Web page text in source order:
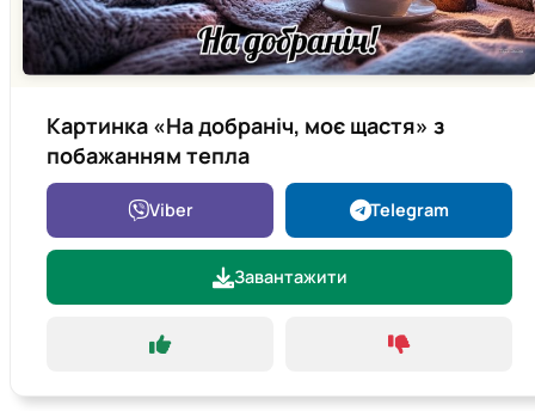
Картинка «На добраніч, моє щастя» з
побажанням тепла
Viber Telegram
Завантажити